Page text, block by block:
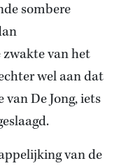
sombere
van het
wel aan dat
De Jong, iets
van de